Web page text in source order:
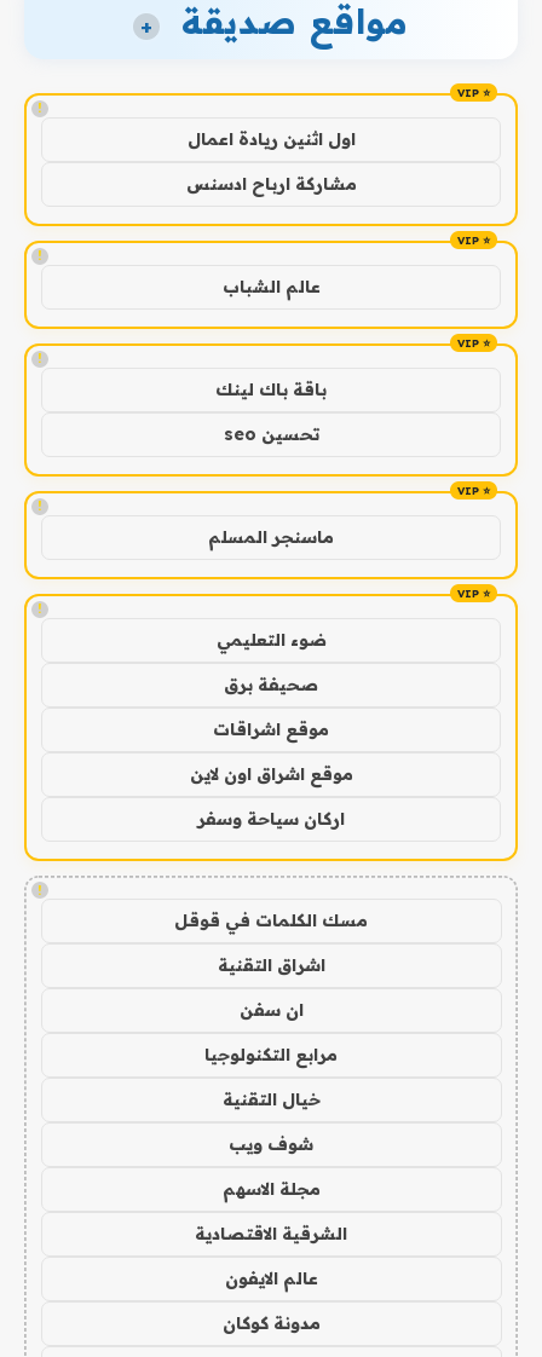
مواقع صديقة +
!
اول اثنين ريادة اعمال
مشاركة ارباح ادسنس
!
عالم الشباب
!
باقة باك لينك
تحسين seo
!
ماسنجر المسلم
!
ضوء التعليمي
صحيفة برق
موقع اشراقات
موقع اشراق اون لاين
اركان سياحة وسفر
!
مسك الكلمات في قوقل
اشراق التقنية
ان سفن
مرابع التكنولوجيا
خيال التقنية
شوف ويب
مجلة الاسهم
الشرقية الاقتصادية
عالم الايفون
مدونة كوكان